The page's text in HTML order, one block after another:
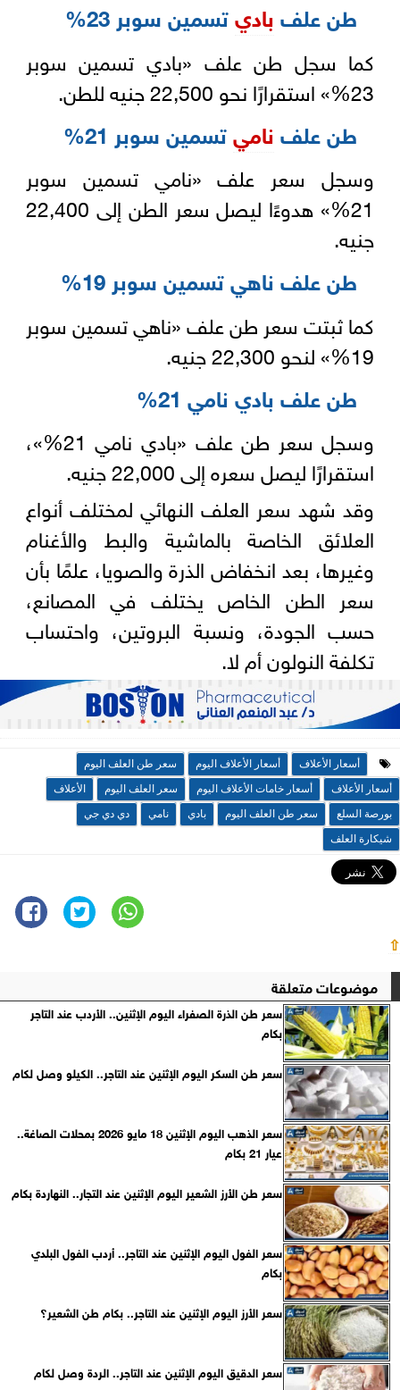
طن علف باديتسمين سوبر 23%
كما سجل طن علف «بادي تسمين سوبر
23%» استقرارًا نحو 22,500 جنيه للطن.
طن علف ناميتسمين سوبر 21%
وسجل سعر علف «نامي تسمين سوبر
21%» هدوءًا ليصل سعر الطن إلى 22,400
جنيه.
طن علف ناهي تسمين سوبر 19%
كما ثبتت سعر طن علف «ناهي تسمين سوبر
19%» لنحو 22,300 جنيه.
طن علف بادي نامي 21%
وسجل سعر طن علف «بادي نامي 21%»،
استقرارًا ليصل سعره إلى 22,000 جنيه.
وقد شهد سعر العلف النهائي لمختلف أنواع
العلائق الخاصة بالماشية والبط والأغنام
وغيرها، بعد انخفاض الذرة والصويا، علمًا بأن
سعر الطن الخاص يختلف في المصانع،
حسب الجودة، ونسبة البروتين، واحتساب
تكلفة النولون أم لا.
أسعار الأعلاف أسعار الأعلاف اليوم
سعر طن العلف اليوم
أسعار الأعلاف
أسعار خامات الأعلاف اليوم سعر العلف اليوم
الأعلاف
بورصة السلع
سعر طن العلف اليوم بادي نامي
دي دي جي
شيكارة العلف
⇧
موضوعات متعلقة
سعر طن الذرة الصفراء اليوم الإثنين.. الأردب عند التاجر
بكام
سعر طن السكر اليوم الإثنين عند التاجر.. الكيلو وصل لكام
سعر الذهب اليوم الإثنين 18 مايو 2026 بمحلات الصاغة..
عيار 21 بكام
سعر طن الأرز الشعير اليوم الإثنين عند التجار.. النهاردة بكام
سعر الفول اليوم الإثنين عند التاجر.. أردب الفول البلدي
بكام
سعر الأرز اليوم الإثنين عند التاجر.. بكام طن الشعير؟
سعر الدقيق اليوم الإثنين عند التاجر.. الردة وصل لكام